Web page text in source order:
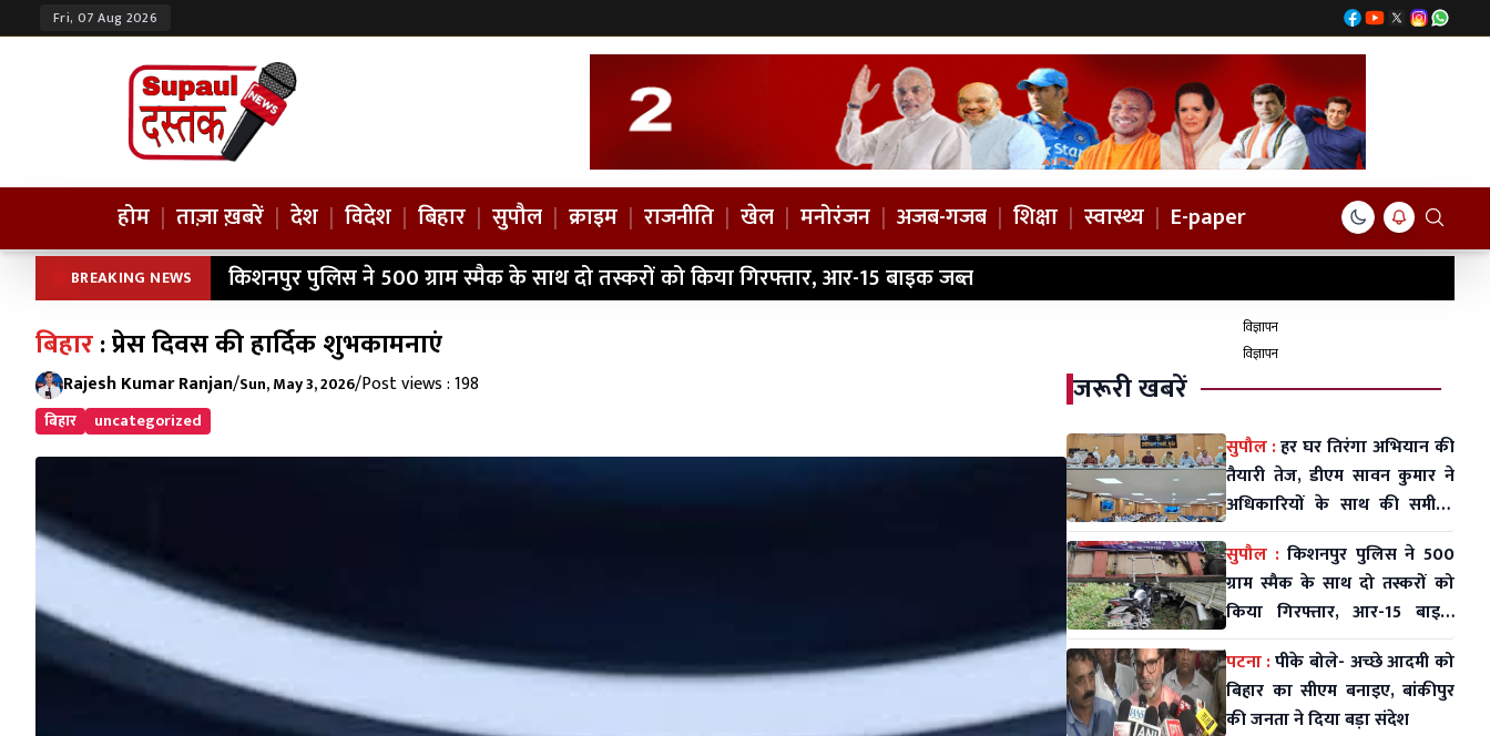
Fri, 07 Aug 2026
होम | ताज़ा ख़बरें | देश | विदेश | बिहार | सुपौल | क्राइम | राजनीति | खेल | मनोरंजन | अजब-गजब | शिक्षा | स्वास्थ्य | E-paper
BREAKING NEWS किशनपुर पुलिस ने 500 ग्राम स्मैक के साथ दो तस्करों को किया गिरफ्तार, आर-15 बाइक जब्त
बिहार: प्रेस दिवस की हार्दिक शुभकामनाएं
Rajesh Kumar Ranjan/Sun, May 3, 2026/Post views : 198
बिहार uncategorized
विज्ञापन
विज्ञापन
जरूरी खबरें
सुपौल :हर घर तिरंगा अभियान की
तैयारी तेज, डीएम सावन कुमार ने
अधिकारियों के साथ की समीक्षा
बैठक
सुपौल : किशनपुर पुलिस ने 500
ग्राम स्मैक के साथ दो तस्करों को
किया गिरफ्तार, आर-15 बाइक
जब्त
पटना :पीके बोले- अच्छे आदमी को
बिहार का सीएम बनाइए, बांकीपुर
की जनता ने दिया बड़ा संदेश